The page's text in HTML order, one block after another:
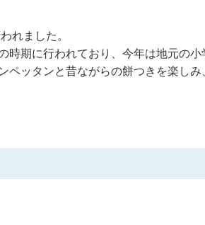
れました。
期に行われており、今年は地元の小
ッタンと昔ながらの餅つきを楽し